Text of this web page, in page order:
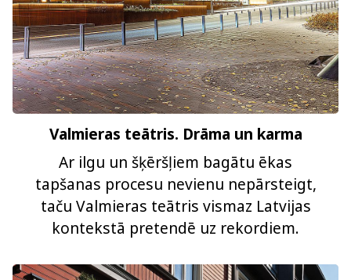
Valmieras teātris. Drāma un karma
Ar ilgu un šķēršļiem bagātu ēkas
tapšanas procesu nevienu nepārsteigt,
taču Valmieras teātris vismaz Latvijas
kontekstā pretendē uz rekordiem.